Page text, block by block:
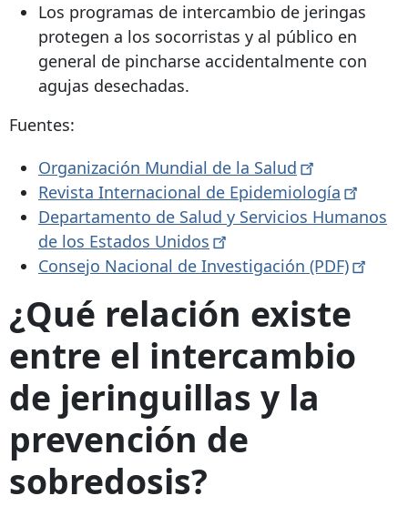
Los programas de intercambio de jeringas
protegen a los socorristas y al público en
general de pincharse accidentalmente con
agujas desechadas.
Fuentes:
Organización Mundial de la Salud
Revista Internacional de Epidemiología
Departamento de Salud y Servicios Humanos
de los Estados Unidos
Consejo Nacional de Investigación (PDF)
¿Qué relación existe
entre el intercambio
de jeringuillas y la
prevención de
sobredosis?